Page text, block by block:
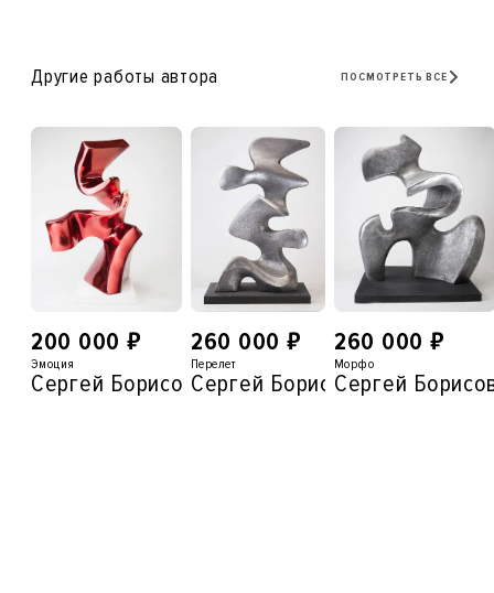
Другие работы автора ПОСМОТРЕТЬ ВСЕ
200 000 ₽
Эмоция
Сергей Борисов
260 000 ₽
Перелет
Сергей Борисов
260 000 ₽
Морфо
Сергей